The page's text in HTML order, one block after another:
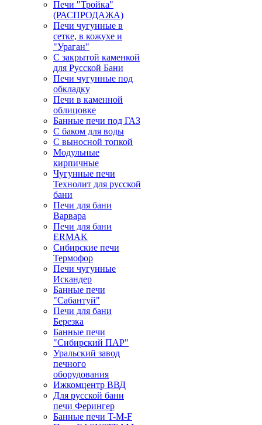
Печи "Тройка"
(РАСПРОДАЖА)
Печи чугунные в
сетке, в кожухе и
"Ураган"
С закрытой каменкой
для Русской Бани
Печи чугунные под
обкладку
Печи в каменной
облицовке
Банные печи под ГАЗ
С баком для воды
С выносной топкой
Модульные
кирпичные
Чугунные печи
Технолит для русской
бани
Печи для бани
Варвара
Печи для бани
ERMAK
Сибирские печи
Термофор
Печи чугунные
Искандер
Банные печи
"Сабантуй"
Печи для бани
Березка
Банные печи
"Сибирский ПАР"
Уральский завод
печного
оборудования
Ижкомцентр ВВД
Для русской бани
печи Ферингер
Банные печи T-M-F